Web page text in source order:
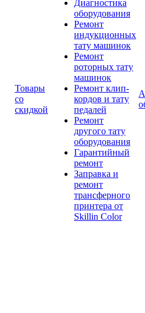
Товары
со
скидкой
Диагностика
оборудования
Ремонт
индукционных
тату машинок
Ремонт
роторных тату
машинок
Ремонт клип-
кордов и тату
педалей
Ремонт
другого тату
оборудования
Гарантийный
ремонт
Заправка и
ремонт
трансферного
принтера от
Skillin Color